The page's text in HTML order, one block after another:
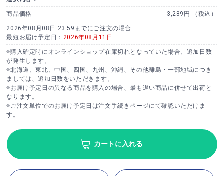
商品価格 3,289円 （税込）
2026年08月08日 23:59までにご注文の場合
最短お届け予定日： 2026年08月11日
※購入確定時にオンラインショップ在庫切れとなっていた場合、追加日数
が発生します。
※北海道、東北、中国、四国、九州、沖縄、その他離島・一部地域につき
ましては、追加日数をいただきます。
※お届け予定日の異なる商品を購入の場合、最も遅い商品に併せて出荷と
なります。
※ご注文単位でのお届け予定日は注文手続きページにて確認いただけま
す。
カートに入れる